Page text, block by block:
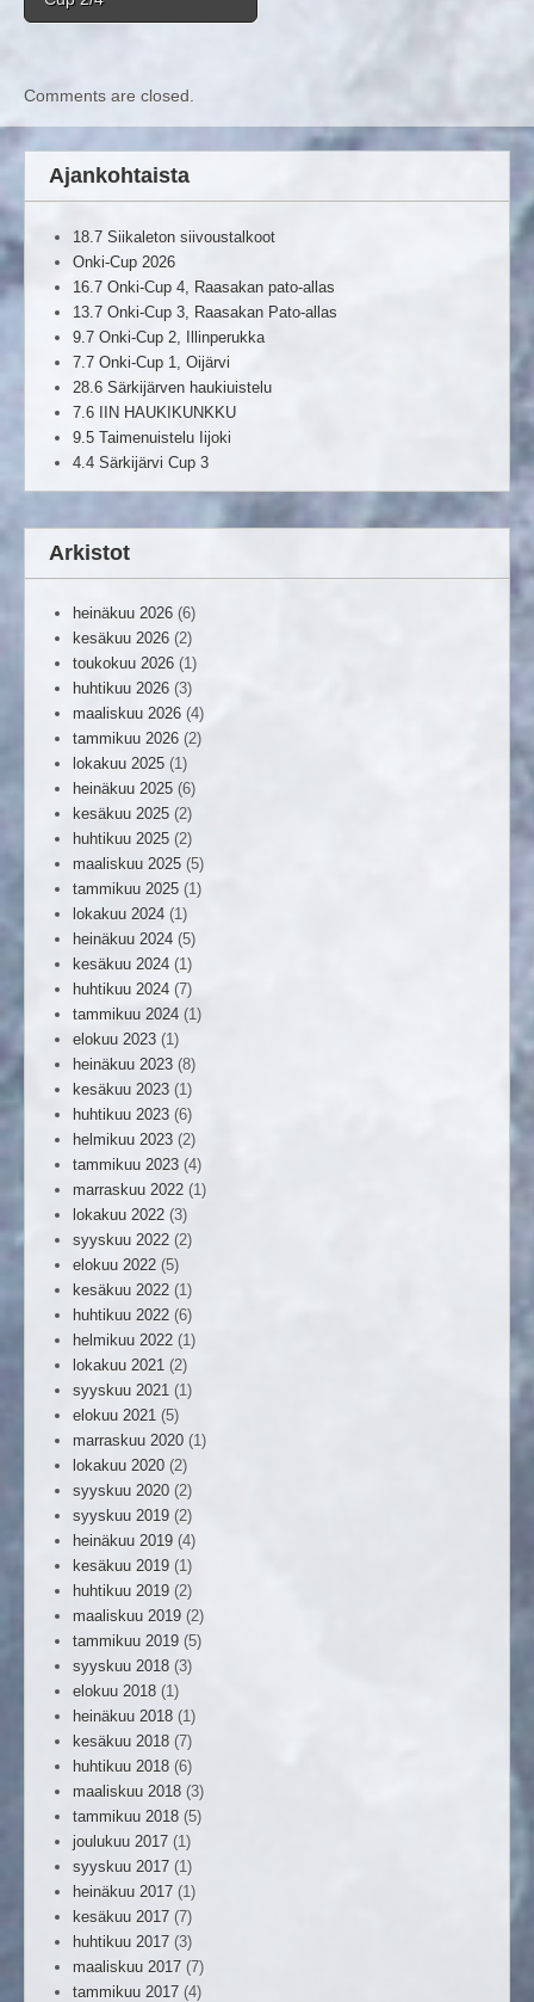
Comments are closed.
Ajankohtaista
18.7 Siikaleton siivoustalkoot
Onki-Cup 2026
16.7 Onki-Cup 4, Raasakan pato-allas
13.7 Onki-Cup 3, Raasakan Pato-allas
9.7 Onki-Cup 2, Illinperukka
7.7 Onki-Cup 1, Oijärvi
28.6 Särkijärven haukiuistelu
7.6 IIN HAUKIKUNKKU
9.5 Taimenuistelu Iijoki
4.4 Särkijärvi Cup 3
Arkistot
heinäkuu 2026 (6)
kesäkuu 2026 (2)
toukokuu 2026 (1)
huhtikuu 2026 (3)
maaliskuu 2026 (4)
tammikuu 2026 (2)
lokakuu 2025 (1)
heinäkuu 2025 (6)
kesäkuu 2025 (2)
huhtikuu 2025 (2)
maaliskuu 2025 (5)
tammikuu 2025 (1)
lokakuu 2024 (1)
heinäkuu 2024 (5)
kesäkuu 2024 (1)
huhtikuu 2024 (7)
tammikuu 2024 (1)
elokuu 2023 (1)
heinäkuu 2023 (8)
kesäkuu 2023 (1)
huhtikuu 2023 (6)
helmikuu 2023 (2)
tammikuu 2023 (4)
marraskuu 2022 (1)
lokakuu 2022 (3)
syyskuu 2022 (2)
elokuu 2022 (5)
kesäkuu 2022 (1)
huhtikuu 2022 (6)
helmikuu 2022 (1)
lokakuu 2021 (2)
syyskuu 2021 (1)
elokuu 2021 (5)
marraskuu 2020 (1)
lokakuu 2020 (2)
syyskuu 2020 (2)
syyskuu 2019 (2)
heinäkuu 2019 (4)
kesäkuu 2019 (1)
huhtikuu 2019 (2)
maaliskuu 2019 (2)
tammikuu 2019 (5)
syyskuu 2018 (3)
elokuu 2018 (1)
heinäkuu 2018 (1)
kesäkuu 2018 (7)
huhtikuu 2018 (6)
maaliskuu 2018 (3)
tammikuu 2018 (5)
joulukuu 2017 (1)
syyskuu 2017 (1)
heinäkuu 2017 (1)
kesäkuu 2017 (7)
huhtikuu 2017 (3)
maaliskuu 2017 (7)
tammikuu 2017 (4)